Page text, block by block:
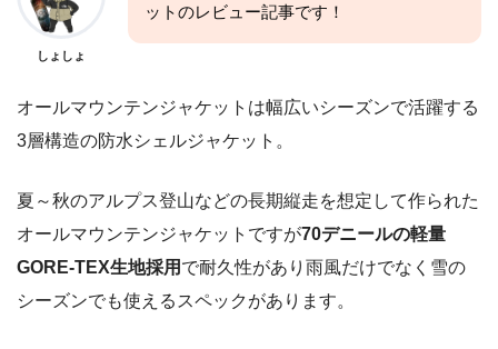
しょしょ
ットのレビュー記事です！
オールマウンテンジャケットは幅広いシーズンで活躍する
3層構造の防水シェルジャケット。
夏～秋のアルプス登山などの長期縦走を想定して作られた
オールマウンテンジャケットですが70デニールの軽量
GORE-TEX生地採用 で耐久性があり雨風だけでなく雪の
シーズンでも使えるスペックがあります。